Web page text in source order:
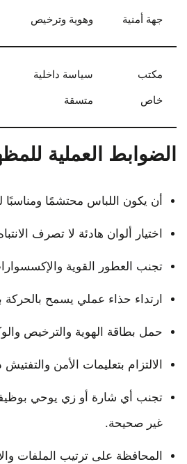
جهة أمنية وهوية وترخيص
مكتب
خاص
سياسة داخلية
متسقة
الضوابط العملية
أن يكون اللباس محتشمًا ومناسبًا
اختيار ألوان هادئة لا تصرف
تجنب العطور القوية
ارتداء حذاء عملي يسمح بالحركة
حمل بطاقة الهوية والترخيص
الالتزام بتعليمات الأمن
تجنب أي شارة أو زي يوحي
غير صحيحة.
المحافظة على ترتيب الملفات